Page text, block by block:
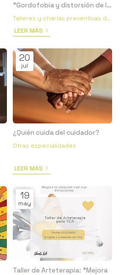
"Gordofobia y distorsión de la
imagen"
Talleres y charlas preventivas de
Psicología
LEER MÁS
20
jul
¿Quién cuida del cuidador?
Otras especialidades
LEER MÁS
19
may
Taller de Arteterapia: "Mejora